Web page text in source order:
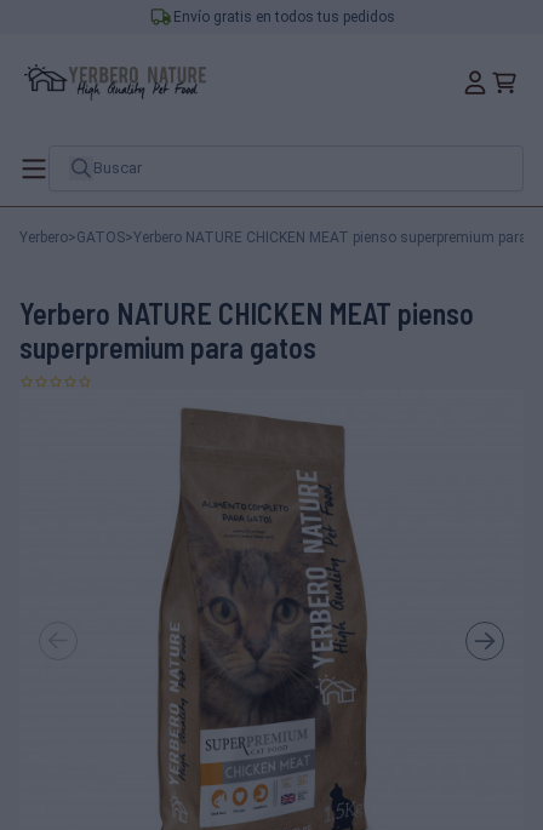
Envío gratis en todos tus pedidos
Yerbero>GATOS>Yerbero NATURE CHICKEN MEAT pienso superpremium para
Yerbero NATURE CHICKEN MEAT pienso
superpremium para gatos